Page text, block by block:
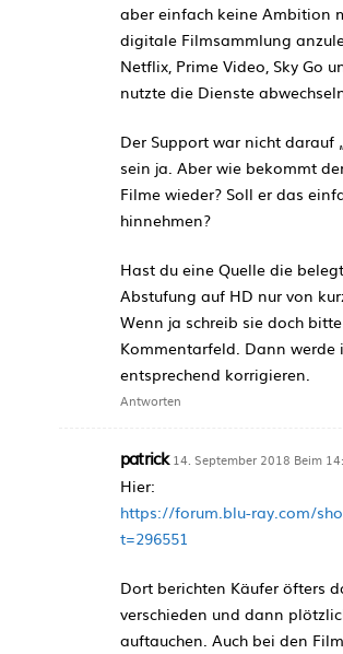
aber einfach keine Ambition
digitale Filmsammlung
Netflix, Prime Video, Sky Go
nutzte die Dienste
Der Support war nicht darauf
sein ja. Aber wie bekommt
Filme wieder? Soll er das
hinnehmen?
Hast du eine Quelle die
Abstufung auf HD nur von
Wenn ja schreib sie doch
Kommentarfeld. Dann werde
entsprechend korrigieren.
Antworten
patrick 14. September 2018 Beim
Hier:
https://forum.blu-ray.com/
t=296551
Dort berichten Käufer öfters
verschieden und dann
auftauchen. Auch bei den